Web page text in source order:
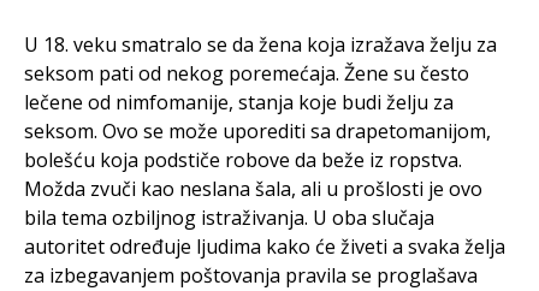
U 18. veku smatralo se da žena koja izražava želju za
seksom pati od nekog poremećaja. Žene su često
lečene od nimfomanije, stanja koje budi želju za
seksom. Ovo se može uporediti sa drapetomanijom,
bolešću koja podstiče robove da beže iz ropstva.
Možda zvuči kao neslana šala, ali u prošlosti je ovo
bila tema ozbiljnog istraživanja. U oba slučaja
autoritet određuje ljudima kako će živeti a svaka želja
za izbegavanjem poštovanja pravila se proglašava